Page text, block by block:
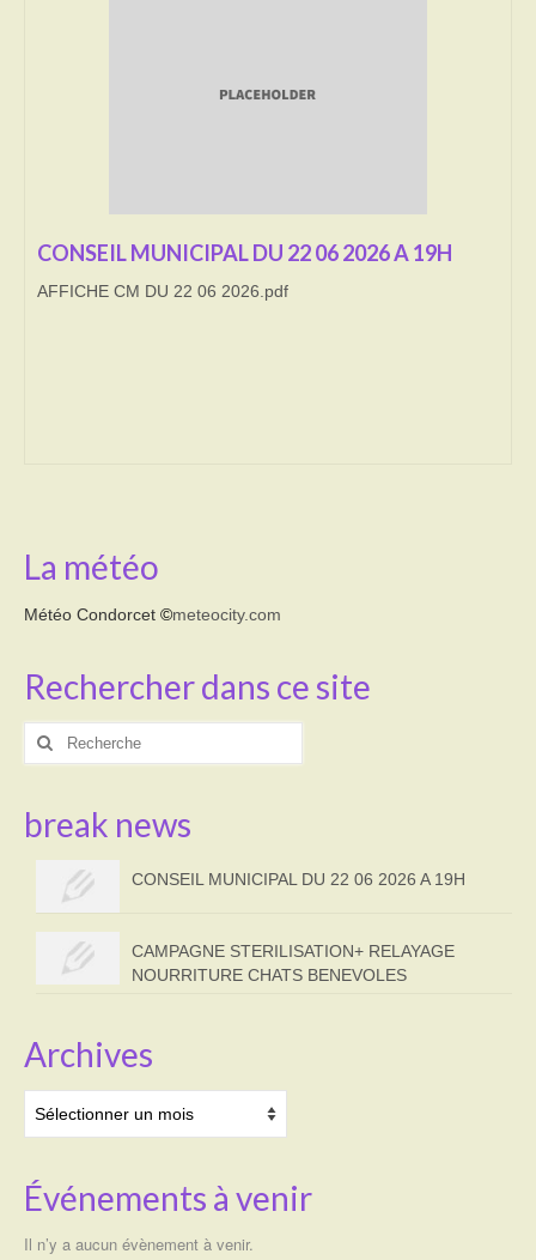
LE BRULAGE DES VEGETAUX
DECHETS VERTS
CONSEIL MUNICIPAL DU 22 06 2026 A 19H
AFFICHE CM DU 22 06 2026.pdf
La météo
Météo Condorcet ©meteocity.com
Rechercher dans ce site
Rechercher
break news
CONSEIL MUNICIPAL DU 22 06 2026 A 19H
CAMPAGNE STERILISATION+ RELAYAGE
NOURRITURE CHATS BENEVOLES
Archives
Événements à venir
Il n’y a aucun évènement à venir.